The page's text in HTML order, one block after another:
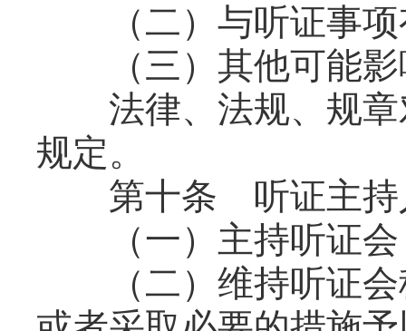
（二）与听证事项
（三）其他可能影
法律、法规、规章
规定。
第十条 听证主持
（一）主持听证会
（二）维持听证会